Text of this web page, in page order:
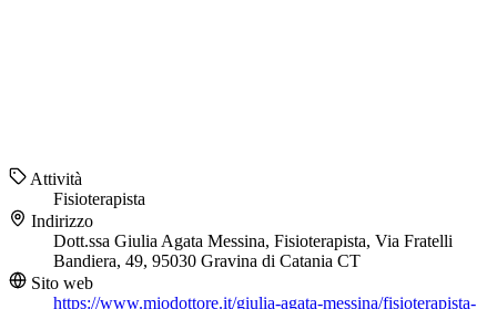
Attività
Fisioterapista
Indirizzo
Dott.ssa Giulia Agata Messina, Fisioterapista, Via Fratelli
Bandiera, 49, 95030 Gravina di Catania CT
Sito web
https://www.miodottore.it/giulia-agata-messina/fisioterapista-